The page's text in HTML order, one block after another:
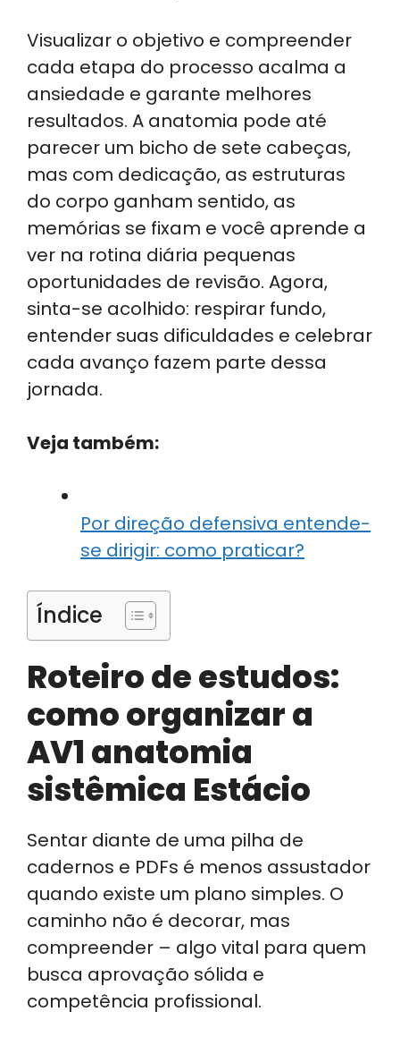
Visualizar o objetivo e compreender
cada etapa do processo acalma a
ansiedade e garante melhores
resultados. A anatomia pode até
parecer um bicho de sete cabeças,
mas com dedicação, as estruturas
do corpo ganham sentido, as
memórias se fixam e você aprende a
ver na rotina diária pequenas
oportunidades de revisão. Agora,
sinta-se acolhido: respirar fundo,
entender suas dificuldades e celebrar
cada avanço fazem parte dessa
jornada.
Veja também:
Por direção defensiva entende-
se dirigir: como praticar?
Índice
Roteiro de estudos:
como organizar a
AV1 anatomia
sistêmica Estácio
Sentar diante de uma pilha de
cadernos e PDFs é menos assustador
quando existe um plano simples. O
caminho não é decorar, mas
compreender – algo vital para quem
busca aprovação sólida e
competência profissional.